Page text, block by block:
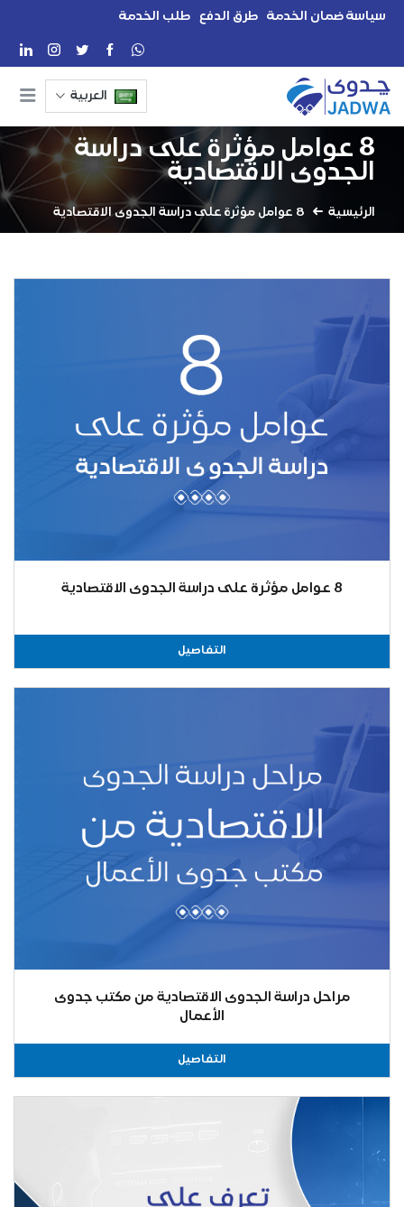
سياسة ضمان الخدمة طرق الدفع طلب الخدمة
العربية
8 عوامل مؤثرة على دراسة
الجدوى الاقتصادية
الرئيسية 8 عوامل مؤثرة على دراسة الجدوى الاقتصادية
8 عوامل مؤثرة على دراسة الجدوى الاقتصادية
التفاصيل
مراحل دراسة الجدوى الاقتصادية من مكتب جدوى
الأعمال
التفاصيل